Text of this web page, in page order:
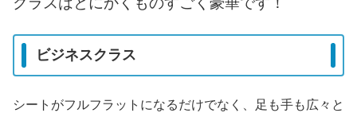
ビジネスクラス
シートがフルフラットになるだけでなく、足も手も広々と